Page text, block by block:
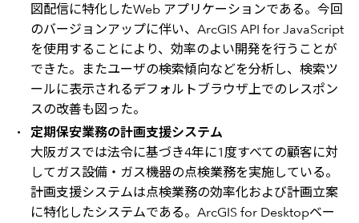
図配信に特化したWeb アプリケーションである。今回
のバージョンアップに伴い、ArcGIS API for JavaScript
を使用することにより、効率のよい開発を行うことが
できた。またユーザの検索傾向などを分析し、検索ツ
ールに表示されるデフォルトブラウザ上でのレスポン
スの改善も図った。
定期保安業務の計画支援システム
大阪ガスでは法令に基づき4年に1度すべての顧客に対
してガス設備・ガス機器の点検業務を実施している。
計画支援システムは点検業務の効率化および計画立案
に特化したシステムである。ArcGIS for Desktopベー